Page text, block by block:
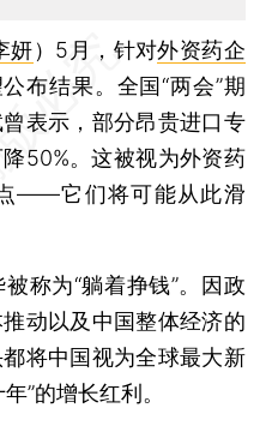
妍） 5月，针对外资药企
布结果。全国“两会”期
表示，部分昂贵进口专
50%。这被视为外资药
——它们将可能从此滑
为“躺着挣钱”。因政
动以及中国整体经济的
将中国视为全球最大新
”的增长红利。